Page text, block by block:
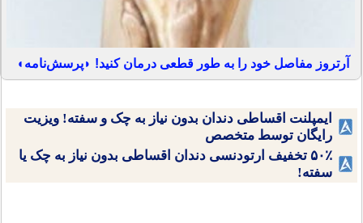
آرتروز مفاصل خود را به طور قطعی درمان کنید! ◗پرسش‌نامه◖
ایمپلنت اقساطی دندان بدون نیاز به چک و سفته! ویزیت
رایگان توسط متخصص
۵۰٪ تخفیف ارتودنسی دندان اقساطی بدون نیاز به چک یا
سفته!